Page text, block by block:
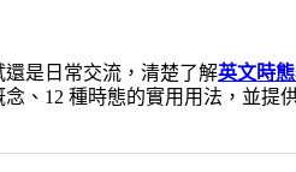
是日常交流，清楚了解英文時
念、12 種時態的實用用法，並提